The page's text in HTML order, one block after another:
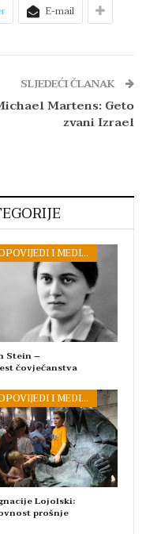
E-mail
SLJEDEĆI ČLANAK
Martens: Geto
zvani Izrael
PROPOVIJEDI I MEDITACIJE
Stein –
čovječanstva
PROPOVIJEDI I MEDITACIJE
Lojolski:
prošnje